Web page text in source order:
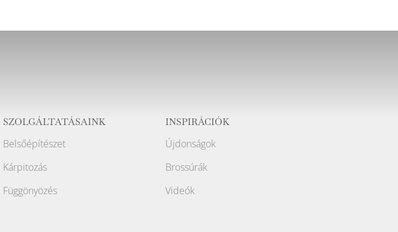
SZOLGÁLTATÁSAINK
Belsőépítészet
Kárpitozás
Függönyözés
INSPIRÁCIÓK
Újdonságok
Brossúrák
Videók